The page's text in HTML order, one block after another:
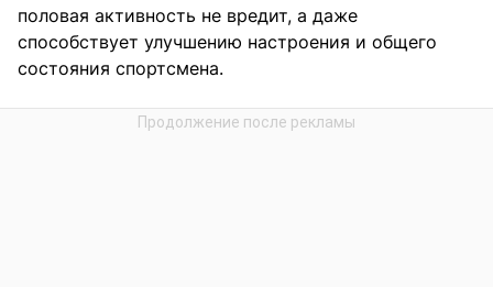
половая активность не вредит, а даже
способствует улучшению настроения и общего
состояния спортсмена.